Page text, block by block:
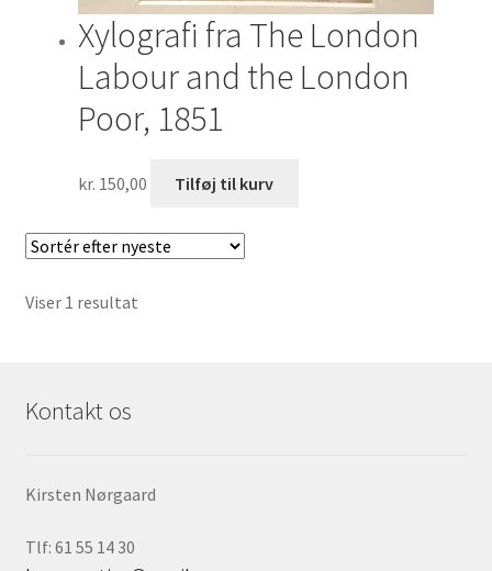
Xylografi fra The London
Labour and the London
Poor, 1851
kr. 150,00 Tilføj til kurv
Viser 1 resultat
Kontakt os
Kirsten Nørgaard
Tlf: 61 55 14 30